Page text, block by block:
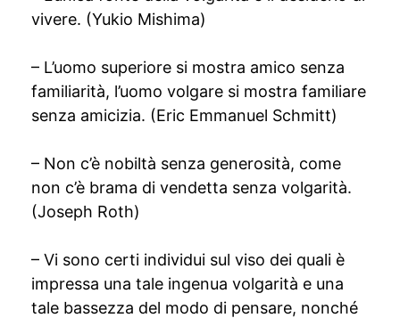
vivere. (Yukio Mishima)
– L’uomo superiore si mostra amico senza
familiarità, l’uomo volgare si mostra familiare
senza amicizia. (Eric Emmanuel Schmitt)
– Non c’è nobiltà senza generosità, come
non c’è brama di vendetta senza volgarità.
(Joseph Roth)
– Vi sono certi individui sul viso dei quali è
impressa una tale ingenua volgarità e una
tale bassezza del modo di pensare, nonché